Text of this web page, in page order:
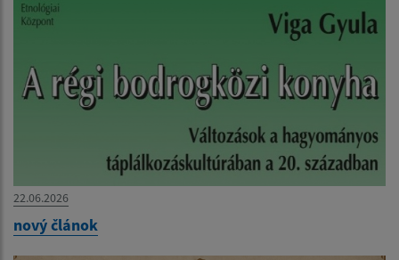
22.06.2026
nový článok